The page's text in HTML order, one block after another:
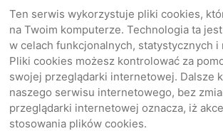
Ten serwis wykorzystuje pliki cookies,
na Twoim komputerze. Technologia ta
w celach funkcjonalnych, statystycznych i
Pliki cookies możesz kontrolować za
swojej przeglądarki internetowej. Dalsze
naszego serwisu internetowego, bez
przeglądarki internetowej oznacza, iż
stosowania plików cookies.